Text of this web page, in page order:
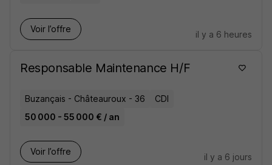
Voir l’offre
il y a 6 heures
Responsable Maintenance H/F
Buzançais - Châteauroux - 36
CDI
50 000 - 55 000 € / an
Voir l’offre
il y a 6 jours